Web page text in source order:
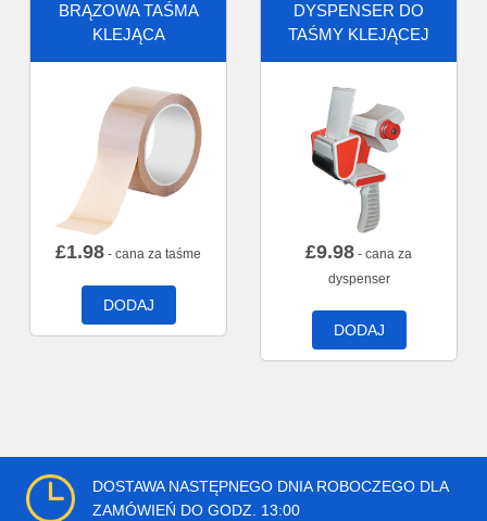
BRĄZOWA TAŚMA
KLEJĄCA
£1.98 - cana za taśme
DODAJ
DYSPENSER DO
TAŚMY KLEJĄCEJ
£9.98 - cana za
dyspenser
DODAJ
DOSTAWA NASTĘPNEGO DNIA ROBOCZEGO DLA
ZAMÓWIEŃ DO GODZ. 13:00